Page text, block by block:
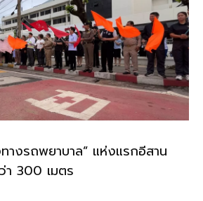
างรถพยาบาล” แห่งแรกอีสาน
า 300 เมตร